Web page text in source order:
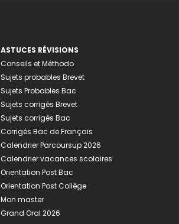
ASTUCES RÉVISIONS
Conseils et Méthodo
Sujets probables Brevet
Sujets Probables Bac
Sujets corrigés Brevet
Sujets corrigés Bac
Corrigés Bac de Français
Calendrier Parcoursup 2026
Calendrier vacances scolaires
Orientation Post Bac
Orientation Post Collège
Mon master
Grand Oral 2026